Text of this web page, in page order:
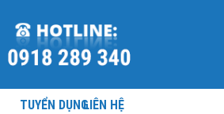
TUYỂN DỤNGLIÊN HỆ